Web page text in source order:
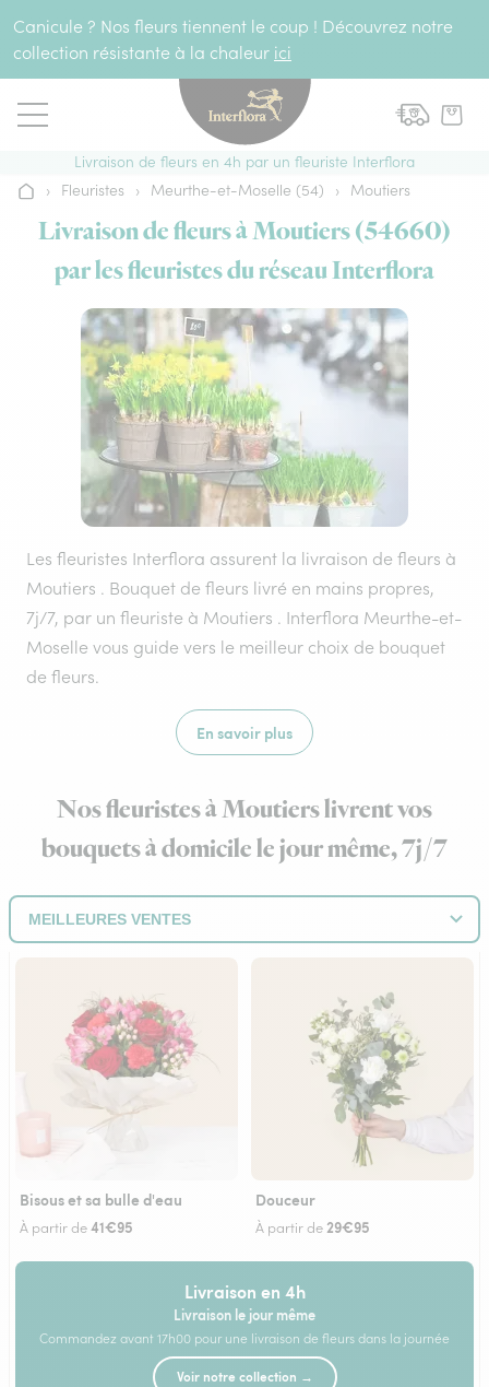
Canicule ? Nos fleurs tiennent le coup ! Découvrez notre
collection résistante à la chaleur ici
Livraison de fleurs en 4h par un fleuriste Interflora
Accueil
› Fleuristes › Meurthe-et-Moselle (54) › Moutiers
Livraison de fleurs à Moutiers (54660)
par les fleuristes du réseau Interflora
Les fleuristes Interflora assurent la livraison de fleurs à
Moutiers . Bouquet de fleurs livré en mains propres,
7j/7, par un fleuriste à Moutiers . Interflora Meurthe-et-
Moselle vous guide vers le meilleur choix de bouquet
de fleurs.
En savoir plus
Nos fleuristes à Moutiers livrent vos
bouquets à domicile le jour même, 7j/7
Bisous et sa bulle d'eau
À partir de41€95
Douceur
À partir de29€95
Livraison en 4h
Livraison le jour même
Commandez avant 17h00 pour une livraison de fleurs dans la journée
Voir notre collection →